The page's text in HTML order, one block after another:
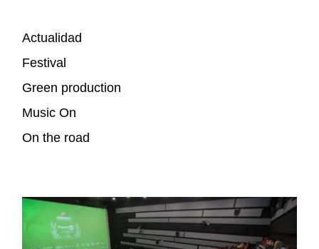
Actualidad
Festival
Green production
Music On
On the road